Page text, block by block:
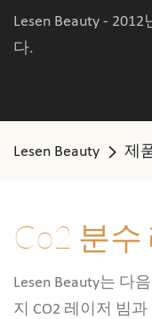
Lesen Beauty -
다.
Lesen Beauty 제
Co2 분수
Lesen Beauty는 다
지 CO2 레이저 빔